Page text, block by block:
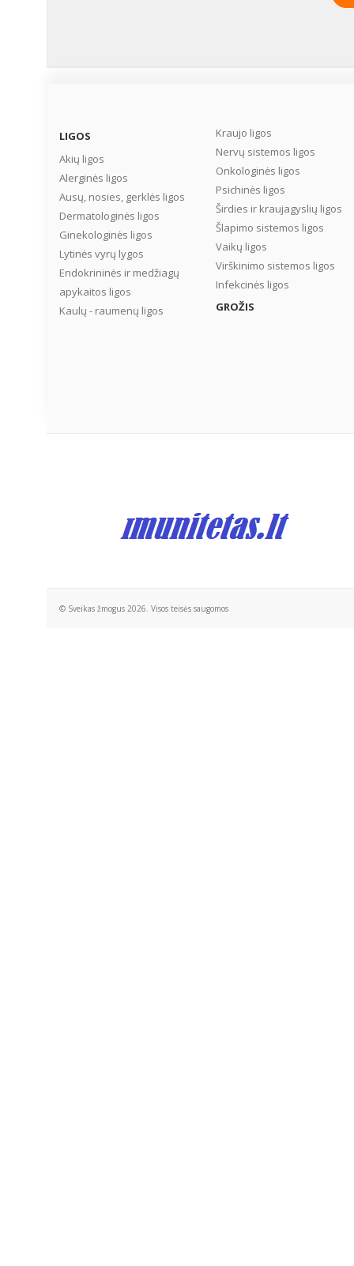
LIGOS
Akių ligos
Alerginės ligos
Ausų, nosies, gerklės ligos
Dermatologinės ligos
Ginekologinės ligos
Lytinės vyrų lygos
Endokrininės ir medžiagų
apykaitos ligos
Kaulų - raumenų ligos
Kraujo ligos
Nervų sistemos ligos
Onkologinės ligos
Psichinės ligos
Širdies ir kraujagyslių ligos
Šlapimo sistemos ligos
Vaikų ligos
Virškinimo sistemos ligos
Infekcinės ligos
GROŽIS
© Sveikas žmogus 2026. Visos teisės saugomos